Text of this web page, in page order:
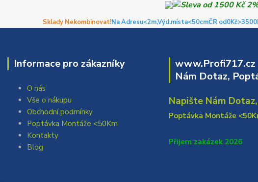
Sklady Nekombinovat!Na Adresu<2m,Výd.místa<50cmČR od0Kč
Informace pro zákazníky
O nás
Vše o nákupu
Obchodní podmínky
Poptávka Montáže <50Km
Kontakty
Blog
www.Profi717.cz
Nám Dotaz,
Napište Nám
Poptávka Montáže
Přijem zakázek 2026